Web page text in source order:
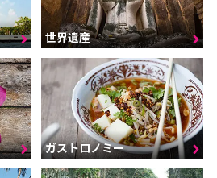
世界遺産
ガストロノミー